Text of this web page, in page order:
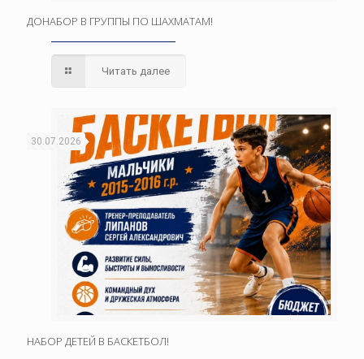
ДОНАБОР В ГРУППЫ ПО ШАХМАТАМ!
Читать далее
30.07.2026
НАБОР ДЕТЕЙ В БАСКЕТБОЛ!